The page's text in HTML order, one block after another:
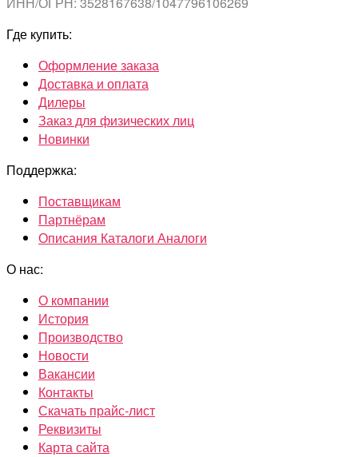
Где купить:
Оформление заказа
Доставка и оплата
Дилеры
Заказ для физических лиц
Новинки
Поддержка:
Поставщикам
Партнёрам
Описания Каталоги Аналоги
О нас:
О компании
История
Производство
Новости
Вакансии
Контакты
Скачать прайс-лист
Реквизиты
Карта сайта